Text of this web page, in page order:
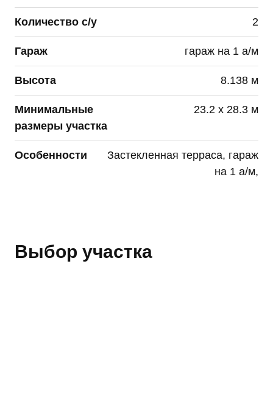
Количество с/у 2
Гараж гараж на 1 а/м
Высота 8.138 м
Минимальные
размеры участка
23.2 х 28.3 м
Особенности
Застекленная терраса, гараж
на 1 а/м,
Выбор участка
действую по собственной воле и в своих
интересах.
обработки персональных данных или в течение
сроков хранения информации установленных
РФ.